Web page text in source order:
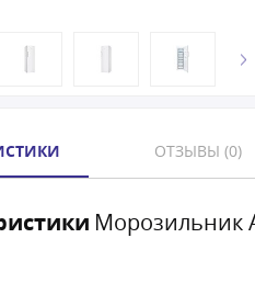
ОТЗЫВЫ (0)
Морозильник